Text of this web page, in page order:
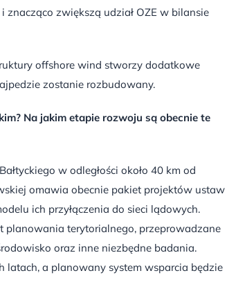
zwiększą udział OZE w bilansie
offshore wind stworzy dodatkowe
zostanie rozbudowany.
Na jakim etapie rozwoju są obecnie te
w odległości około 40 km od
omawia obecnie pakiet projektów ustaw
ich przyłączenia do sieci lądowych.
terytorialnego, przeprowadzane
oraz inne niezbędne badania.
latach, a planowany system wsparcia będzie